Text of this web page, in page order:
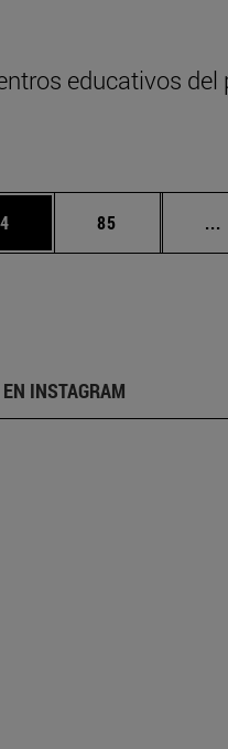
educativos
para desplazarse.
Página
85 ...
INSTAGRAM